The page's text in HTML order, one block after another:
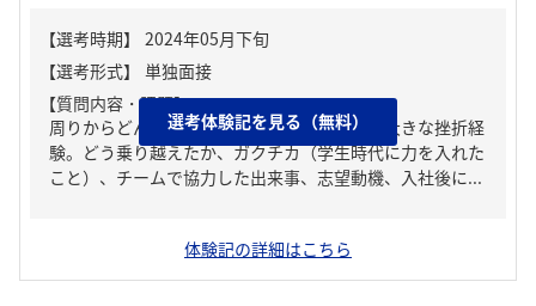
【質問内容・課題】
周りからどんな人といわれる？、人生の中で大きな挫折経
験。どう乗り越えたか、ガクチカ（学生時代に力を入れた
こと）、チームで協力した出来事、志望動機、入社後に...
選考体験記を見る（無料）
体験記の詳細はこちら